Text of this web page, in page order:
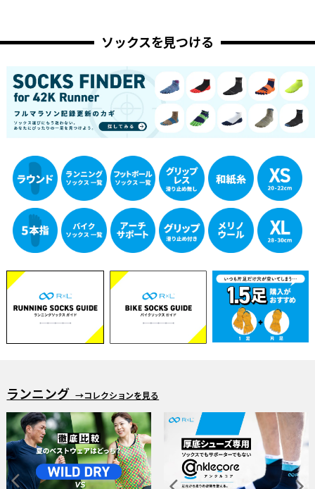
ソックスを見つける
ランニング →コレクションを見る